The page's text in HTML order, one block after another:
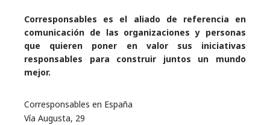
Corresponsables es el aliado de referencia en
comunicación de las organizaciones y personas
que quieren poner en valor sus iniciativas
responsables para construir juntos un mundo
mejor.
Corresponsables en España
Vía Augusta, 29